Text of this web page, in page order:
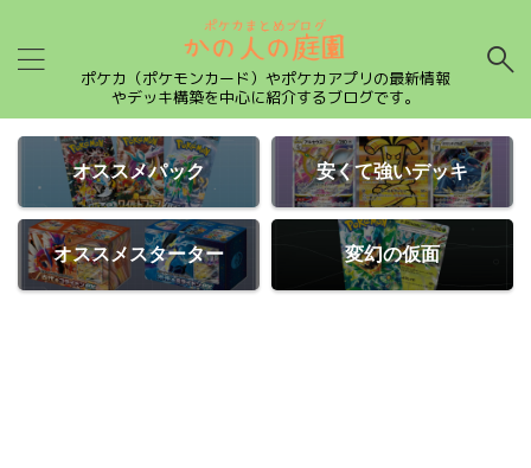
ポケカ（ポケモンカード）やポケカアプリの最新情報
やデッキ構築を中心に紹介するブログです。
オススメパック 安くて強いデッキ
オススメスターター 変幻の仮面